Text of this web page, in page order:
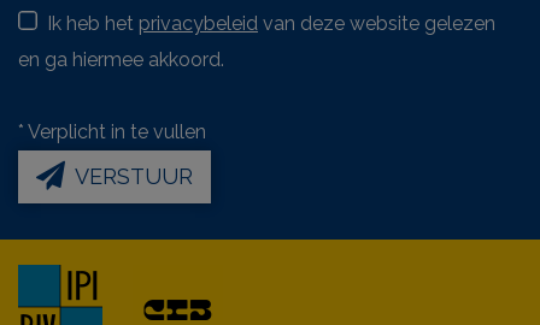
Ik heb het privacybeleid van deze website gelezen
en ga hiermee akkoord.
* Verplicht in te vullen
VERSTUUR